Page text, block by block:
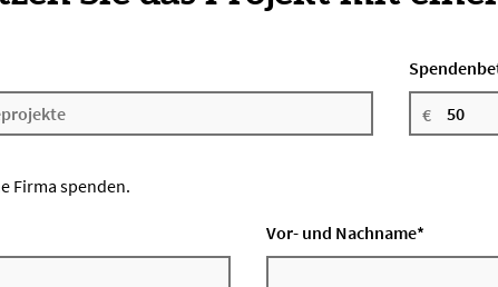
Firma spenden.
Vor- und Nachname*